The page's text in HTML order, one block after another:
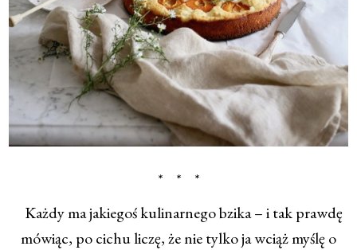
* * *
Każdy ma jakiegoś kulinarnego bzika – i tak prawdę
mówiąc, po cichu liczę, że nie tylko ja wciąż myślę o